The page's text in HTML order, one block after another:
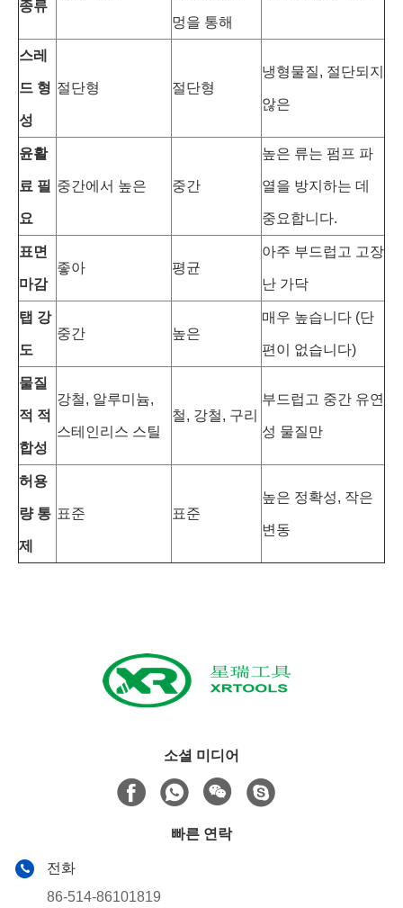
종류
멍을 통해
스레
드 형
성
절단형 절단형
냉형물질, 절단되지
않은
윤활
료 필
요
중간에서 높은 중간
높은 류는 펌프 파
열을 방지하는 데
중요합니다.
표면
마감
좋아 평균
아주 부드럽고 고장
난 가닥
탭 강
도
중간 높은
매우 높습니다 (단
편이 없습니다)
물질
적 적
합성
강철, 알루미늄,
스테인리스 스틸
철, 강철, 구리
부드럽고 중간 유연
성 물질만
허용
량 통
제
표준 표준
높은 정확성, 작은
변동
소셜 미디어
빠른 연락
전화
86-514-86101819